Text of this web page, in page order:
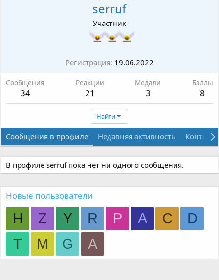
serruf
Участник
Регистрация 19.06.2022
Сообщения
34
Реакции
21
Медали
3
Баллы
8
Найти
Сообщения в профиле Недавняя активность Контент
В профиле serruf пока нет ни одного сообщения.
Новые пользователи
H Z Y R P A C
D
Т
M G A